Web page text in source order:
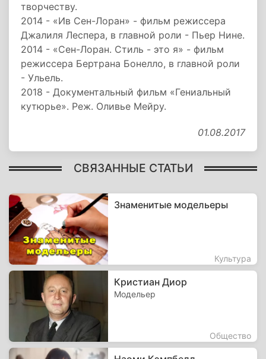
творчеству.
2014 - «Ив Сен-Лоран» - фильм режиссера
Джалиля Леспера, в главной роли - Пьер Нине.
2014 - «Сен-Лоран. Стиль - это я» - фильм
режиссера Бертрана Бонелло, в главной роли
- Ульель.
2018 - Документальный фильм «Гениальный
кутюрье». Реж. Оливье Мейру.
01.08.2017
СВЯЗАННЫЕ СТАТЬИ
Знаменитые модельеры
Культура
Кристиан Диор
Модельер
Общество